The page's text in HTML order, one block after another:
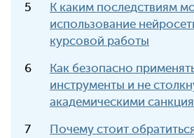
К каким последствиям
использование
курсовой работы
Как безопасно
инструменты и не
академическими
Почему стоит